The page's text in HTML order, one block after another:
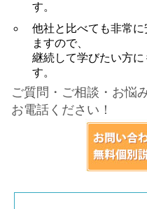
す。
他社と比べても非常
ますので、
継続して学びたい方
す。
ご質問・ご相談・お悩
お電話ください！